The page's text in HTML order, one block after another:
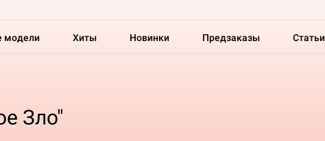
модели Хиты Новинки Предзаказы Статьи
Зло"